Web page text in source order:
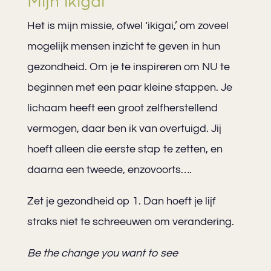
Het is mijn missie, ofwel ‘ikigai,’ om zoveel
mogelijk mensen inzicht te geven in hun
gezondheid. Om je te inspireren om NU te
beginnen met een paar kleine stappen. Je
lichaam heeft een groot zelfherstellend
vermogen, daar ben ik van overtuigd. Jij
hoeft alleen die eerste stap te zetten, en
daarna een tweede, enzovoorts….
Zet je gezondheid op 1. Dan hoeft je lijf
straks niet te schreeuwen om verandering.
Be the change you want to see